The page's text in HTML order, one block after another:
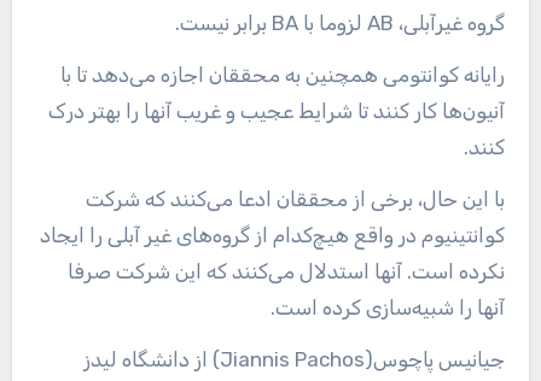
گروه غیرآبلی، AB لزوما با BA برابر نیست.
رایانه کوانتومی همچنین به محققان اجازه می‌دهد تا با
آنیون‌ها کار کنند تا شرایط عجیب و غریب آنها را بهتر درک
کنند.
با این حال، برخی از محققان ادعا می‌کنند که شرکت
کوانتینیوم در واقع هیچ‌کدام از گروه‌های غیر آبلی را ایجاد
نکرده است. آنها استدلال می‌کنند که این شرکت صرفا
آنها را شبیه‌سازی کرده است.
جیانیس پاچوس(Jiannis Pachos) از دانشگاه لیدز